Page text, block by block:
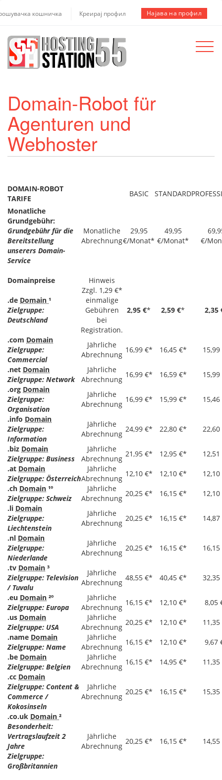
кошничка Креирај профил Најава на профил
Toggle
Domain-Robot für
Agenturen und
Webhoster
DOMAIN-ROBOT
TARIFE
BASIC STANDARD
Monatliche
Grundgebühr:
Grundgebühr für die
Bereitstellung
unserers Domain-
Service
Monatliche
Abrechnung
29,95
€/Monat*
49,95
€/Monat*
€/
Domainpreise Hinweis
.de Domain ¹
Zielgruppe:
Deutschland
Zzgl. 1,29 €*
einmalige
Gebühren
bei
Registration.
2,95 €* 2,59 €* 2,35
.com Domain
Zielgruppe:
Commercial
Jährliche
Abrechnung
16,99 €* 16,45 €*
.net Domain
Zielgruppe: Network
Jährliche
Abrechnung
16,99 €* 16,59 €*
15,99
.org Domain
Zielgruppe:
Organisation
Jährliche
Abrechnung
16,99 €* 15,99 €*
.info Domain
Zielgruppe:
Information
Jährliche
Abrechnung
24,99 €* 22,80 €*
.biz Domain
Zielgruppe: Business
Jährliche
Abrechnung
21,95 €* 12,95 €*
.at Domain
Zielgruppe: Österreich
Jährliche
Abrechnung
12,10 €* 12,10 €*
.ch Domain ¹º
Zielgruppe: Schweiz
Jährliche
Abrechnung
20,25 €* 16,15 €*
.li Domain
Zielgruppe:
Liechtenstein
Jährliche
Abrechnung
20,25 €* 16,15 €*
.nl Domain
Zielgruppe:
Niederlande
Jährliche
Abrechnung
20,25 €* 16,15 €*
.tv Domain ³
Zielgruppe: Television
/ Tuvalu
Jährliche
Abrechnung
48,55 €* 40,45 €*
.eu Domain ²º
Zielgruppe: Europa
Jährliche
Abrechnung
16,15 €* 12,10 €*
8,05
.us Domain
Zielgruppe: USA
Jährliche
Abrechnung
20,25 €* 12,10 €*
.name Domain
Zielgruppe: Name
Jährliche
Abrechnung
16,15 €* 12,10 €*
9,67
.be Domain
Zielgruppe: Belgien
Jährliche
Abrechnung
16,15 €* 14,95 €*
.cc Domain
Zielgruppe: Content &
Commerce /
Kokosinseln
Jährliche
Abrechnung
20,25 €* 16,15 €*
.co.uk Domain ²
Besonderheit:
Vertragslaufzeit 2
Jahre
Zielgruppe:
Großbritannien
Jährliche
Abrechnung
20,25 €* 16,15 €*